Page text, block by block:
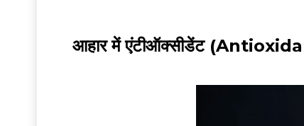
आहार में एंटीऑक्सीडेंट